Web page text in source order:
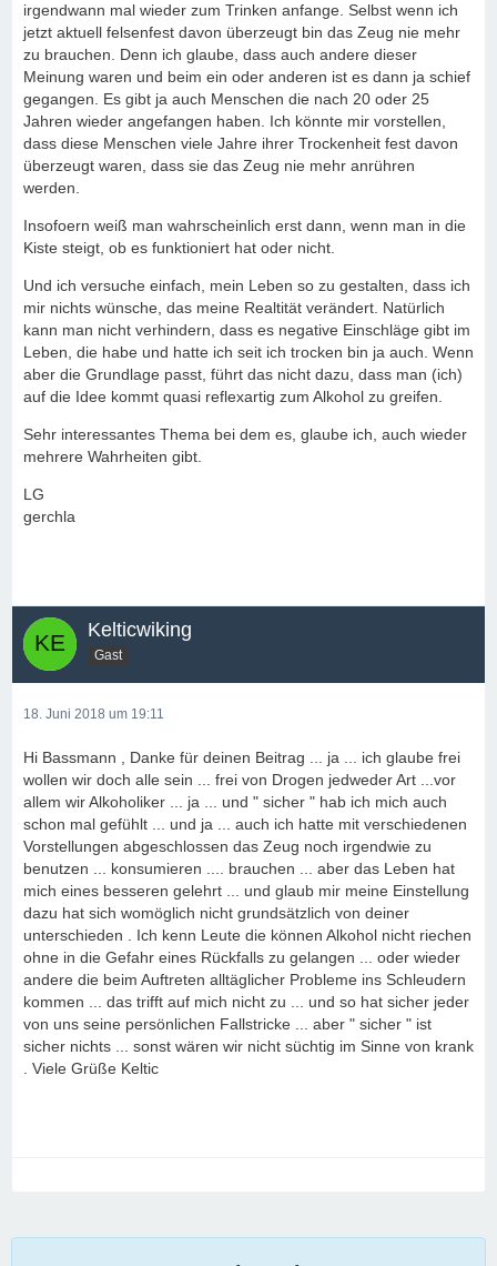
irgendwann mal wieder zum Trinken anfange. Selbst wenn ich
jetzt aktuell felsenfest davon überzeugt bin das Zeug nie mehr
zu brauchen. Denn ich glaube, dass auch andere dieser
Meinung waren und beim ein oder anderen ist es dann ja schief
gegangen. Es gibt ja auch Menschen die nach 20 oder 25
Jahren wieder angefangen haben. Ich könnte mir vorstellen,
dass diese Menschen viele Jahre ihrer Trockenheit fest davon
überzeugt waren, dass sie das Zeug nie mehr anrühren
werden.
Insofoern weiß man wahrscheinlich erst dann, wenn man in die
Kiste steigt, ob es funktioniert hat oder nicht.
Und ich versuche einfach, mein Leben so zu gestalten, dass ich
mir nichts wünsche, das meine Realtität verändert. Natürlich
kann man nicht verhindern, dass es negative Einschläge gibt im
Leben, die habe und hatte ich seit ich trocken bin ja auch. Wenn
aber die Grundlage passt, führt das nicht dazu, dass man (ich)
auf die Idee kommt quasi reflexartig zum Alkohol zu greifen.
Sehr interessantes Thema bei dem es, glaube ich, auch wieder
mehrere Wahrheiten gibt.
LG
gerchla
Kelticwiking
Gast
18. Juni 2018 um 19:11
Hi Bassmann , Danke für deinen Beitrag ... ja ... ich glaube frei
wollen wir doch alle sein ... frei von Drogen jedweder Art ...vor
allem wir Alkoholiker ... ja ... und " sicher " hab ich mich auch
schon mal gefühlt ... und ja ... auch ich hatte mit verschiedenen
Vorstellungen abgeschlossen das Zeug noch irgendwie zu
benutzen ... konsumieren .... brauchen ... aber das Leben hat
mich eines besseren gelehrt ... und glaub mir meine Einstellung
dazu hat sich womöglich nicht grundsätzlich von deiner
unterschieden . Ich kenn Leute die können Alkohol nicht riechen
ohne in die Gefahr eines Rückfalls zu gelangen ... oder wieder
andere die beim Auftreten alltäglicher Probleme ins Schleudern
kommen ... das trifft auf mich nicht zu ... und so hat sicher jeder
von uns seine persönlichen Fallstricke ... aber " sicher " ist
sicher nichts ... sonst wären wir nicht süchtig im Sinne von krank
. Viele Grüße Keltic